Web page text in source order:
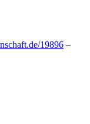
19896 –